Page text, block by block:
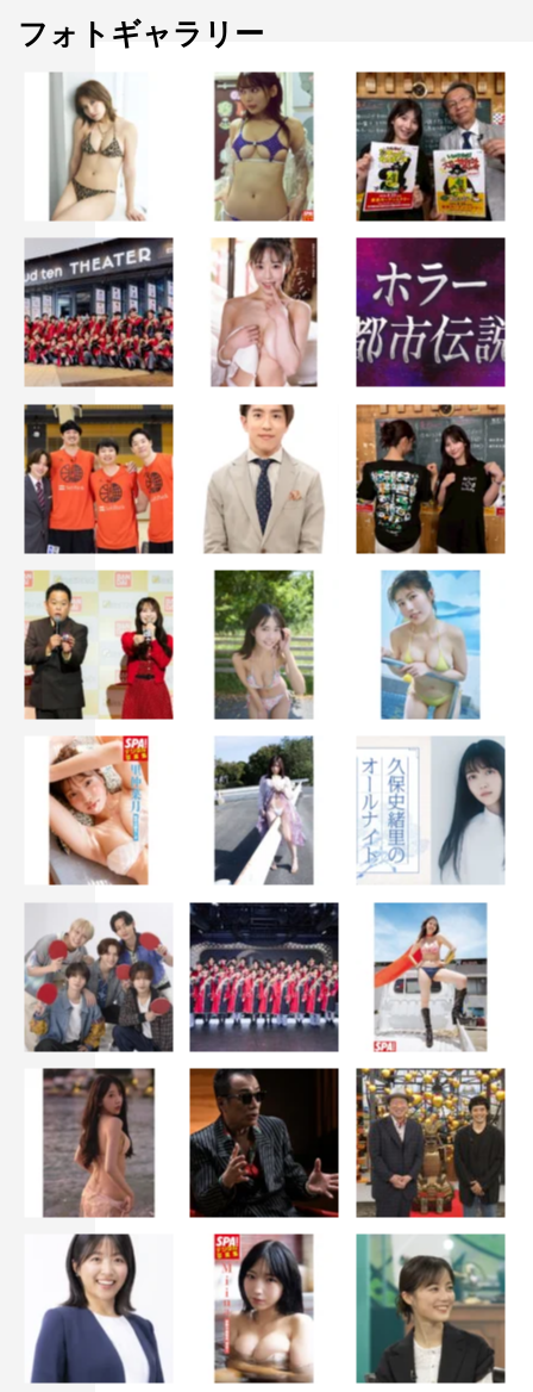
出演：のん、ひぐちけい
チケット（ライブ視聴）：1,650円（税込）
購入URL（ZAIKO）：
https://speedylive-
non.zaiko.io/_item/330719
のん
フォトギャラリー